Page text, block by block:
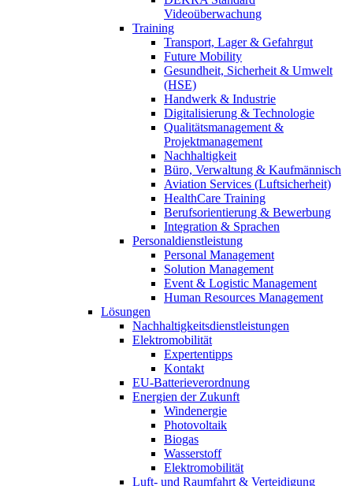
Videoüberwachung
Training
Transport, Lager & Gefahrgut
Future Mobility
Gesundheit, Sicherheit & Umwelt
(HSE)
Handwerk & Industrie
Digitalisierung & Technologie
Qualitätsmanagement &
Projektmanagement
Nachhaltigkeit
Büro, Verwaltung & Kaufmännisch
Aviation Services (Luftsicherheit)
HealthCare Training
Berufsorientierung & Bewerbung
Integration & Sprachen
Personaldienstleistung
Personal Management
Solution Management
Event & Logistic Management
Human Resources Management
Lösungen
Nachhaltigkeitsdienstleistungen
Elektromobilität
Expertentipps
Kontakt
EU-Batterieverordnung
Energien der Zukunft
Windenergie
Photovoltaik
Biogas
Wasserstoff
Elektromobilität
Luft- und Raumfahrt & Verteidigung